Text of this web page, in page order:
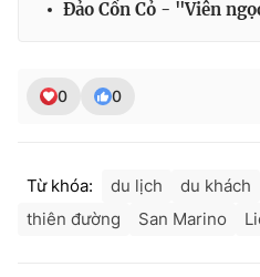
Đảo Cồn Cỏ - "Viên
0 0
Từ khóa: du lịch du khách
thiên đường
San Marino